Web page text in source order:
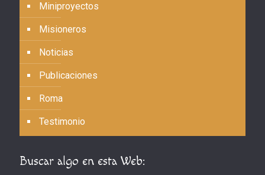
Miniproyectos
Misioneros
Noticias
Publicaciones
Roma
Testimonio
Buscar algo en esta Web: